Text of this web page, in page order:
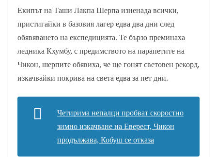
Екипът на Таши Лакпа Шерпа изненада всички,
пристигайки в базовия лагер едва два дни след
обявяването на експедицията. Те бързо преминаха
ледника Кхумбу, с предимството на парапетите на
Чикон, шерпите обявиха, че ще гонят световен рекорд,
изкачвайки покрива на света едва за пет дни.
Четирима непалци пробват скоростно
зимно изкачване на Еверест, Чикон
продължава, Кобуш се отказа